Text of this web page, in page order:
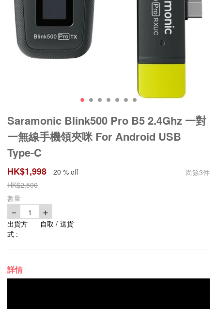
Saramonic Blink500 Pro B5 2.4Ghz 一對
一無線手機領夾咪 For Android USB
Type-C
HK$1,998 20 % off 尚餘3件
HK$2,500
數量
－ 1 ＋
出貨方
式 :
自取 / 送貨
詳情